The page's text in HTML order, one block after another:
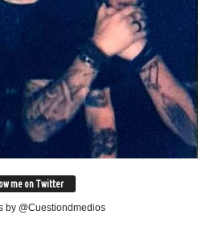
me on Twitter
by @Cuestiondmedios